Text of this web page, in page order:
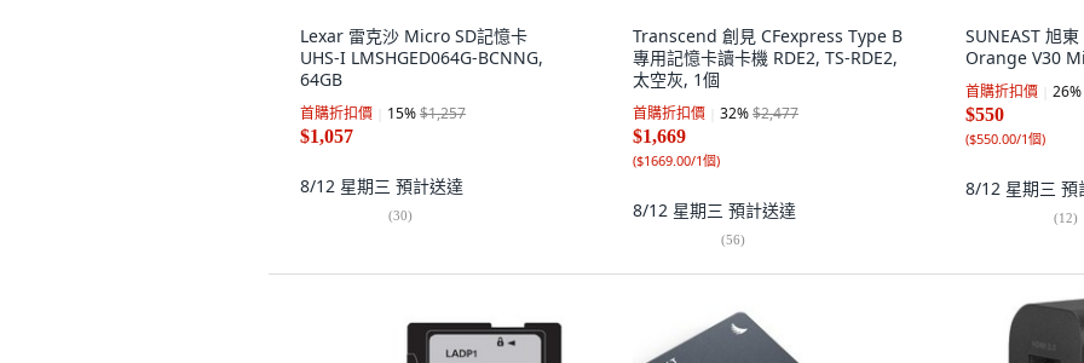
Lexar 雷克沙 Micro SD記憶卡
UHS-I LMSHGED064G-BCNNG,
64GB
首購折扣價 15%$1,257
$1,057
8/12 星期三 預計送達
(30)
Transcend 創見 CFexpress Type B
專用記憶卡讀卡機 RDE2, TS-RDE2,
太空灰, 1個
首購折扣價 32%$2,477
$1,669
($1669.00/1個)
8/12 星期三 預計送達
(56)
SUNEAST 旭
Orange V30
首購折扣價 26%
$550
($550.00/1個)
8/12 星期三 預
(12)